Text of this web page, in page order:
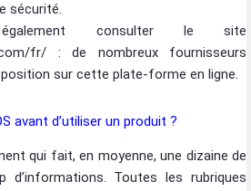
sécurité.
consulter le site
fr/ : de nombreux fournisseurs
sur cette plate-forme en ligne.
avant d’utiliser un produit ?
qui fait, en moyenne, une dizaine de
d’informations. Toutes les rubriques